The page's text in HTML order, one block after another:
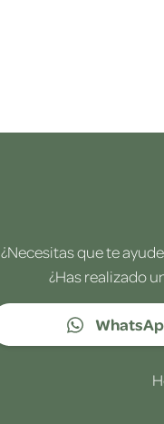
¿Necesitas que te
¿Has realizado